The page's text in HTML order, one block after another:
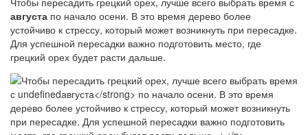
августа по начало осени. В это время дерево более
устойчиво к стрессу, который может возникнуть при пересадке.
Для успешной пересадки важно подготовить место, где
грецкий орех будет расти дальше.